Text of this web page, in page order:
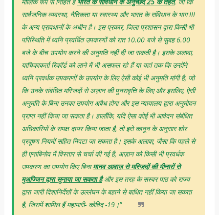
सार्वजनिक व्यवस्था, नैतिकता या स्वास्थ्य और भारत के संविधान के भाग III
के अन्य प्रावधानों के अधीन है। इस प्रकार, जिला प्रशासन द्वारा किसी भी
परिस्थिति में ध्वनि प्रवर्धित उपकरणों को रात 10.00 बजे से सुबह 6.00
बजे के बीच उपयोग करने की अनुमति नहीं दी जा सकती है। इसके अलावा,
याचिकाकर्ता रिकॉर्ड को लाने में भी असफल रहे हैं या यहां तक ​​कि उन्होंने
ध्वनि प्रवर्धक उपकरणों के उपयोग के लिए ऐसी कोई भी अनुमति मांगी है, जो
कि उनके संबंधित मस्जिदों से अज़ान की पुनरावृत्ति के लिए और इसलिए, ऐसी
अनुमति के बिना उनका उपयोग अवैध होगा और इस न्यायालय द्वारा अनुमोदन
प्राप्त नहीं किया जा सकता है। हालाँकि, यदि ऐसा कोई भी आवेदन संबंधित
अधिकारियों के समक्ष दायर किया जाता है, तो इसे कानून के अनुसार शोर
प्रदूषण नियमों सहित निपटा जा सकता है। इसके अलावा, जैसा कि पहले से
ही एनाबिनोव में विस्तार से चर्चा की गई है, अज़ान को किसी भी प्रवर्धक
उपकरण का उपयोग किए बिनामानव आवाज़ से मस्जिदों की मीनारों से
मुअज्जिन द्वारा सुनाया जा सकता हैऔर इस तरह के सस्वर पाठ को राज्य
द्वारा जारी दिशानिर्देशों के उल्लंघन के बहाने से बाधित नहीं किया जा सकता
है, जिसमें शामिल हैं महामारी- कोविद -19।"